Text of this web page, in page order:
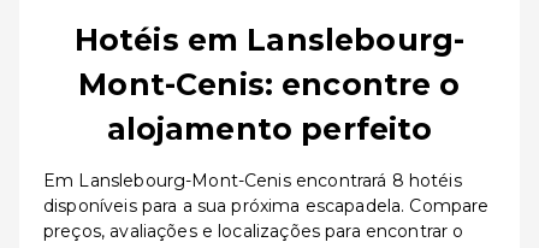
Hotéis em Lanslebourg-
Mont-Cenis: encontre o
alojamento perfeito
Em Lanslebourg-Mont-Cenis encontrará 8 hotéis
disponíveis para a sua próxima escapadela. Compare
preços, avaliações e localizações para encontrar o